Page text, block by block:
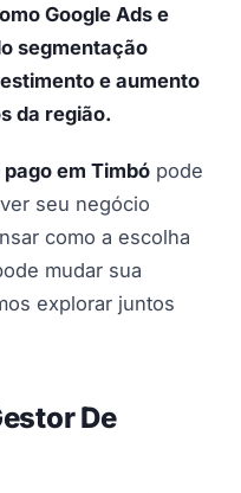
Google Ads e
segmentação
e aumento
da região.
em Timbó pode
seu negócio
como a escolha
mudar sua
explorar juntos
De